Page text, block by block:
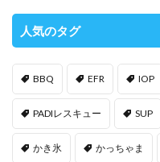
人気のタグ
BBQ EFR IOP
PADIレスキュー SUP
かき氷 かっちゃま